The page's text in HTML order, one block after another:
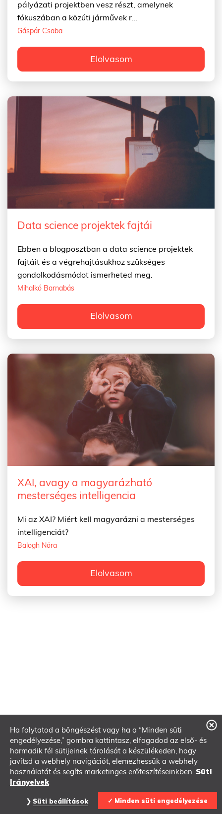
pályázati projektben vesz részt, amelynek
fókuszában a közúti járművek r...
Gáspár Csaba
Elolvasom
Data science projektek fajtái
Ebben a blogposztban a data science projektek
fajtáit és a végrehajtásukhoz szükséges
gondolkodásmódot ismerheted meg.
Mihalkó Barnabás
Elolvasom
XAI, avagy a magyarázható
mesterséges intelligencia
Mi az XAI? Miért kell magyarázni a mesterséges
intelligenciát?
Balogh Nóra
Elolvasom
Ha folytatod a böngészést vagy ha a “Minden süti
engedélyezése,” gombra kattintasz, elfogadod az első- és
harmadik fél sütijeinek tárolását a készülékeden, hogy
javítsd a webhely navigációt, elemezhessük a webhely
használatát és segíts marketinges erőfeszítéseinkben. Süti
Irányelvek
Minden süti engedélyezése
Süti beállítások